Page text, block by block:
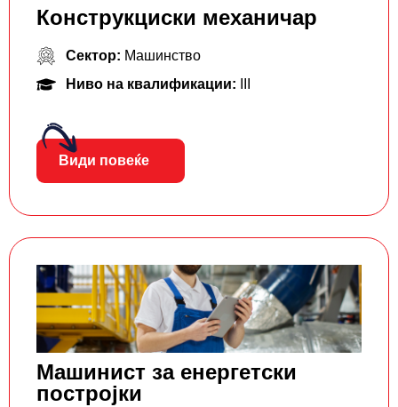
Конструкциски механичар
Сектор: Машинство
Ниво на квалификации:
Види повеќе
Машинист за енергетски
постројки